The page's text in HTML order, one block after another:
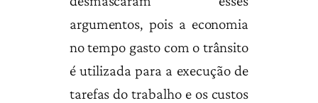
argumentos, pois a economia
no tempo gasto com o trânsito
é utilizada para a execução de
tarefas do trabalho e os custos